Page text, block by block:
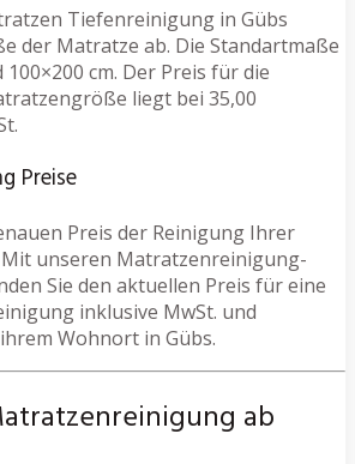
Tiefenreinigung in Gübs
der Matratze ab. Die Standartmaße
100×200 cm. Der Preis für die
liegt bei 35,00
Preise
Preis der Reinigung Ihrer
unseren Matratzenreinigung-
Sie den aktuellen Preis für eine
inklusive MwSt. und
Wohnort in Gübs.
ab